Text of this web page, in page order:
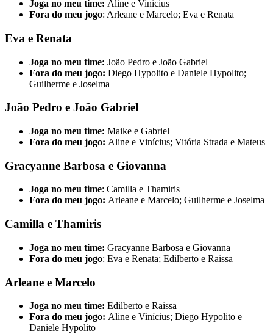
Joga no meu time: Aline e Vinicius
Fora do meu jogo: Arleane e Marcelo; Eva e Renata
Eva e Renata
Joga no meu time: João Pedro e João Gabriel
Fora do meu jogo: Diego Hypolito e Daniele Hypolito;
Guilherme e Joselma
João Pedro e João Gabriel
Joga no meu time: Maike e Gabriel
Fora do meu jogo: Aline e Vinícius; Vitória Strada e Mateus
Gracyanne Barbosa e Giovanna
Joga no meu time: Camilla e Thamiris
Fora do meu jogo: Arleane e Marcelo; Guilherme e Joselma
Camilla e Thamiris
Joga no meu time: Gracyanne Barbosa e Giovanna
Fora do meu jogo: Eva e Renata; Edilberto e Raissa
Arleane e Marcelo
Joga no meu time: Edilberto e Raissa
Fora do meu jogo: Aline e Vinícius; Diego Hypolito e
Daniele Hypolito